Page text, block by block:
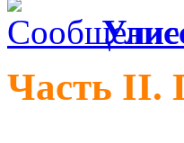
Часть II.